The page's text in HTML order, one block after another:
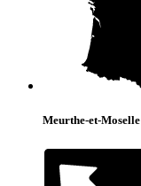
Meurthe-et-Moselle